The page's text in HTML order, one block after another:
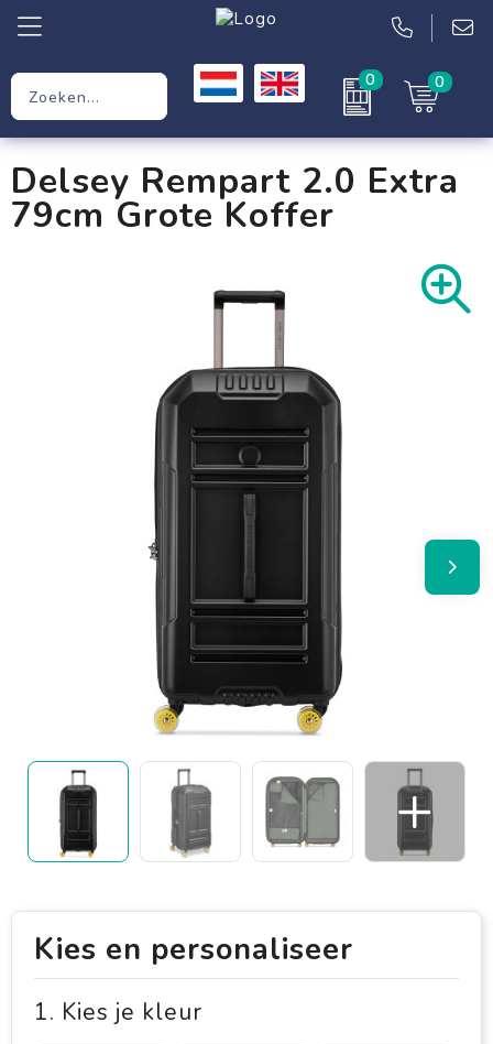
0 0
Werkkleding
Kleding
Delsey Rempart 2.0 Extra
79cm Grote Koffer
Kies en personaliseer
1. Kies je kleur